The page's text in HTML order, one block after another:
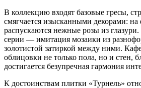
В коллекцию входят базовые гресы,
смягчается изысканными декорами: на
распускаются нежные розы из
серии — имитация мозаики из
золотистой затиркой между ними.
облицовки не только пола, но и стен,
достигается безупречная гармония
К достоинствам плитки «Турнель»